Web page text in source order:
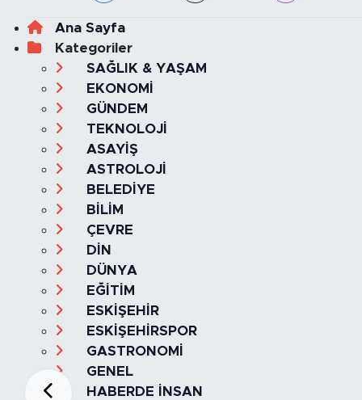
Ana Sayfa
Kategoriler
SAĞLIK & YAŞAM
EKONOMİ
GÜNDEM
TEKNOLOJİ
ASAYİŞ
ASTROLOJİ
BELEDİYE
BİLİM
ÇEVRE
DİN
DÜNYA
EĞİTİM
ESKİŞEHİR
ESKİŞEHİRSPOR
GASTRONOMİ
GENEL
HABERDE İNSAN